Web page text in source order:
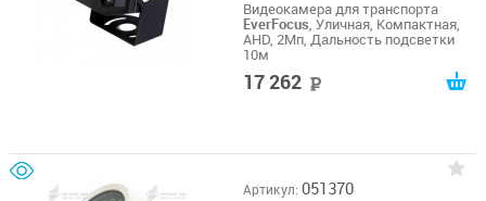
Видеокамера для транспорта
EverFocus , Уличная, Компактная,
AHD, 2Мп, Дальность подсветки
10м
17 262
Артикул: 051370